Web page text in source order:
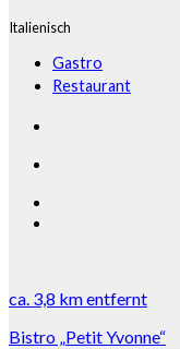
Italienisch
Gastro
Restaurant
ca. 3,8 kmentfernt
Bistro „Petit Yvonne“